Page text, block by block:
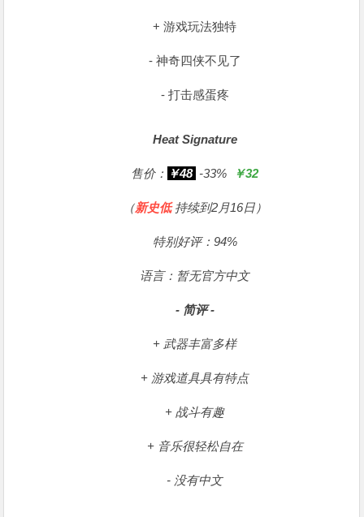
+ 游戏玩法独特
- 神奇四侠不见了
- 打击感蛋疼
Heat Signature
售价： ￥48 -33% ￥32
（新史低持续到2月16日）
特别好评：94%
语言：暂无官方中文
- 简评 -
+ 武器丰富多样
+ 游戏道具具有特点
+ 战斗有趣
+ 音乐很轻松自在
- 没有中文